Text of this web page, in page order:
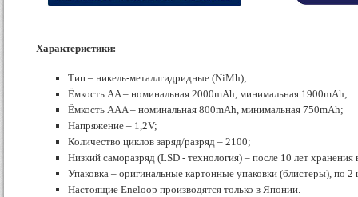
Характеристики:
Тип – никель-металлгидридные (NiMh);
Ёмкость AA – номинальная 2000mAh, минимальная 1900mAh;
Ёмкость AAA – номинальная 800mAh, минимальная 750mAh;
Напряжение – 1,2V;
Количество циклов заряд/разряд – 2100;
Низкий саморазряд (LSD - технология) – после 10 лет
Упаковка – оригинальные картонные упаковки (блистеры), по
Настоящие Eneloop производятся только в Японии.